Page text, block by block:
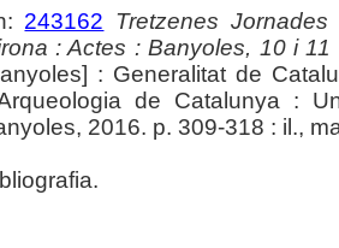
243162 Tretzenes
: Actes : Banyoles, 10 i
: Generalitat de
de Catalunya :
2016. p. 309-318 : il.,